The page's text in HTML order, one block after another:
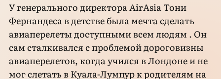
У генерального директора AirAsia Тони
Фернандеса в детстве была мечта сделать
авиаперелеты доступными всем людям . Он
сам сталкивался с проблемой дороговизны
авиаперелетов, когда учился в Лондоне и не
мог слетать в Куала-Лумпур к родителям на